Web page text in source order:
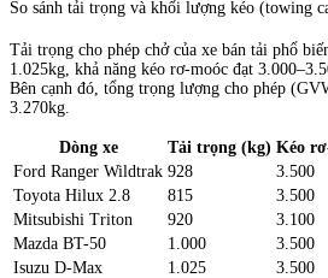
So sánh tải trọng và khối lượng kéo (towing
Tải trọng cho phép chở của xe bán tải phổ
1.025kg, khả năng kéo rơ-moóc đạt
Bên cạnh đó, tổng trọng lượng cho phép
3.270kg.
Dòng xe Tải trọng (kg) Kéo
Ford Ranger Wildtrak 928
3.500
Toyota Hilux 2.8
815
3.500
Mitsubishi Triton
920
3.100
Mazda BT-50
1.000
3.500
Isuzu D-Max
1.025 3.500